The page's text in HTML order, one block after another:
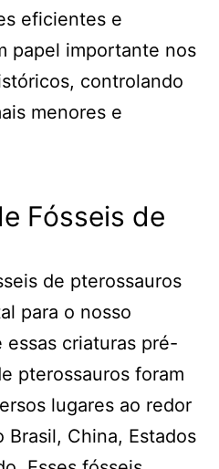
eficientes e
papel importante nos
controlando
menores e
Fósseis de
de pterossauros
para o nosso
criaturas pré-
pterossauros foram
lugares ao redor
China, Estados